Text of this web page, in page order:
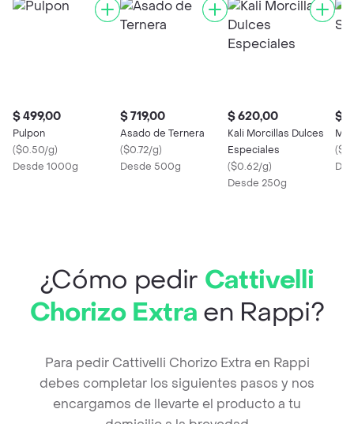
$ 499,00
Pulpon
($0.50/g)
Desde 1000g
$ 719,00
Asado de Ternera
($0.72/g)
Desde 500g
$ 620,00
Kali Morcillas Dulces
Especiales
($0.62/g)
Desde 250g
$
(
¿Cómo pedir Cattivelli
Chorizo Extra en Rappi?
Para pedir Cattivelli Chorizo Extra en Rappi
debes completar los siguientes pasos y nos
encargamos de llevarte el producto a tu